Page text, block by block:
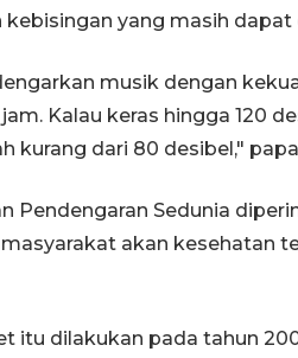
yang masih dapat
musik dengan
Kalau keras hingga 120
kurang dari 80 desibel,"
Pendengaran Sedunia
akan kesehatan
itu dilakukan pada tahun